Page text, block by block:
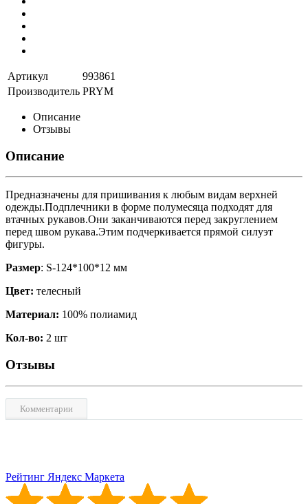
Артикул
993861
Производитель PRYM
Описание
Отзывы
Описание
Предназначены для пришивания к любым видам верхней
одежды.Подплечники в форме полумесяца подходят для
втачных рукавов.Они заканчиваются перед закруглением
перед швом рукава.Этим подчеркивается прямой силуэт
фигуры.
Размер: S-124*100*12 мм
Цвет: телесный
Материал: 100% полиамид
Кол-во: 2 шт
Отзывы
Комментарии
Рейтинг Яндекс Маркета